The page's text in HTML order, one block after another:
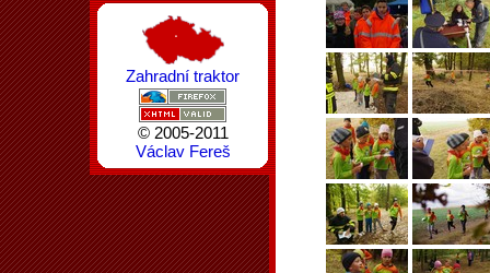
Zahradní traktor
© 2005-2011
Václav Fereš